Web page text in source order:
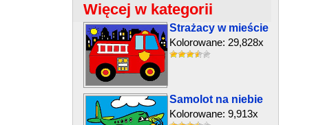
Więcej w kategorii
Strażacy w mieście
Kolorowane: 29,828x
Samolot na niebie
Kolorowane: 9,913x